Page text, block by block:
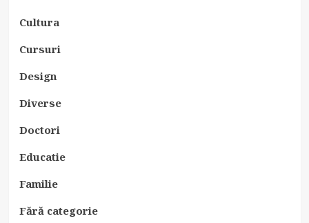
Cultura
Cursuri
Design
Diverse
Doctori
Educatie
Familie
Fără categorie